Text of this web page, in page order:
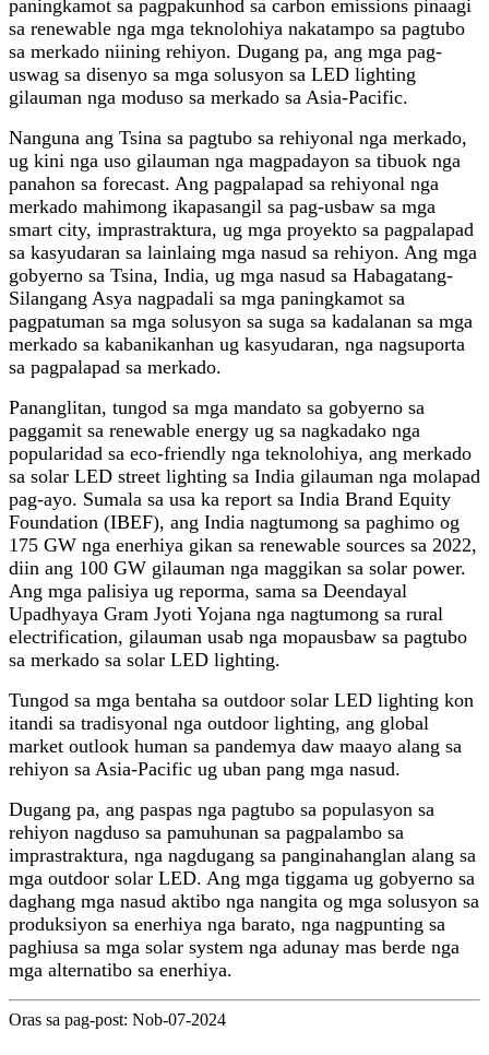
paningkamot sa pagpakunhod sa carbon emissions pinaagi
sa renewable nga mga teknolohiya nakatampo sa pagtubo
sa merkado niining rehiyon. Dugang pa, ang mga pag-
uswag sa disenyo sa mga solusyon sa LED lighting
gilauman nga moduso sa merkado sa Asia-Pacific.
Nanguna ang Tsina sa pagtubo sa rehiyonal nga merkado,
ug kini nga uso gilauman nga magpadayon sa tibuok nga
panahon sa forecast. Ang pagpalapad sa rehiyonal nga
merkado mahimong ikapasangil sa pag-usbaw sa mga
smart city, imprastraktura, ug mga proyekto sa pagpalapad
sa kasyudaran sa lainlaing mga nasud sa rehiyon. Ang mga
gobyerno sa Tsina, India, ug mga nasud sa Habagatang-
Silangang Asya nagpadali sa mga paningkamot sa
pagpatuman sa mga solusyon sa suga sa kadalanan sa mga
merkado sa kabanikanhan ug kasyudaran, nga nagsuporta
sa pagpalapad sa merkado.
Pananglitan, tungod sa mga mandato sa gobyerno sa
paggamit sa renewable energy ug sa nagkadako nga
popularidad sa eco-friendly nga teknolohiya, ang merkado
sa solar LED street lighting sa India gilauman nga molapad
pag-ayo. Sumala sa usa ka report sa India Brand Equity
Foundation (IBEF), ang India nagtumong sa paghimo og
175 GW nga enerhiya gikan sa renewable sources sa 2022,
diin ang 100 GW gilauman nga maggikan sa solar power.
Ang mga palisiya ug reporma, sama sa Deendayal
Upadhyaya Gram Jyoti Yojana nga nagtumong sa rural
electrification, gilauman usab nga mopausbaw sa pagtubo
sa merkado sa solar LED lighting.
Tungod sa mga bentaha sa outdoor solar LED lighting kon
itandi sa tradisyonal nga outdoor lighting, ang global
market outlook human sa pandemya daw maayo alang sa
rehiyon sa Asia-Pacific ug uban pang mga nasud.
Dugang pa, ang paspas nga pagtubo sa populasyon sa
rehiyon nagduso sa pamuhunan sa pagpalambo sa
imprastraktura, nga nagdugang sa panginahanglan alang sa
mga outdoor solar LED. Ang mga tiggama ug gobyerno sa
daghang mga nasud aktibo nga nangita og mga solusyon sa
produksiyon sa enerhiya nga barato, nga nagpunting sa
paghiusa sa mga solar system nga adunay mas berde nga
mga alternatibo sa enerhiya.
Oras sa pag-post: Nob-07-2024